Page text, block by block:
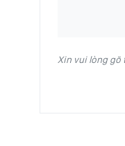
Xin vui lòng gõ